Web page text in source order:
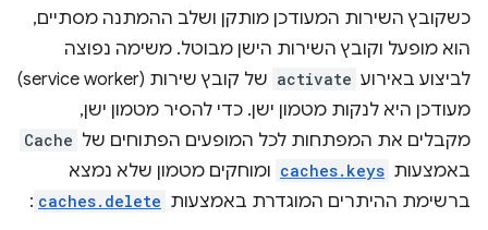
כשקובץ השירות המעודכן מותקן ושלב ההמתנה מסתיים,
הוא מופעל וקובץ השירות הישן מבוטל. משימה נפוצה
לביצוע באירוע activate
של קובץ שירות (service worker)
מעודכן היא לנקות מטמון ישן. כדי להסיר מטמון ישן,
מקבלים את המפתחות לכל המופעים הפתוחים של Cache
באמצעות caches.keys ומוחקים מטמון שלא נמצא
ברשימת ההיתרים המוגדרת באמצעות caches.delete
: